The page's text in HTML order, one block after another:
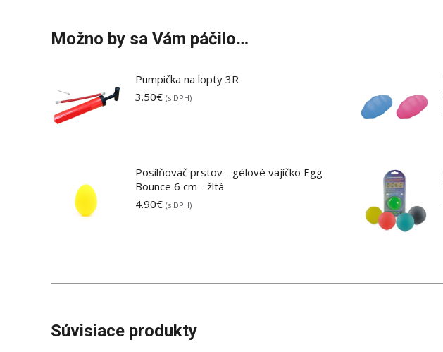
Možno by sa Vám páčilo…
Pumpička na lopty 3R
3.50€ (s DPH)
Posilňovač prstov - gélové vajíčko Egg
Bounce 6 cm - žltá
4.90€ (s DPH)
Súvisiace produkty